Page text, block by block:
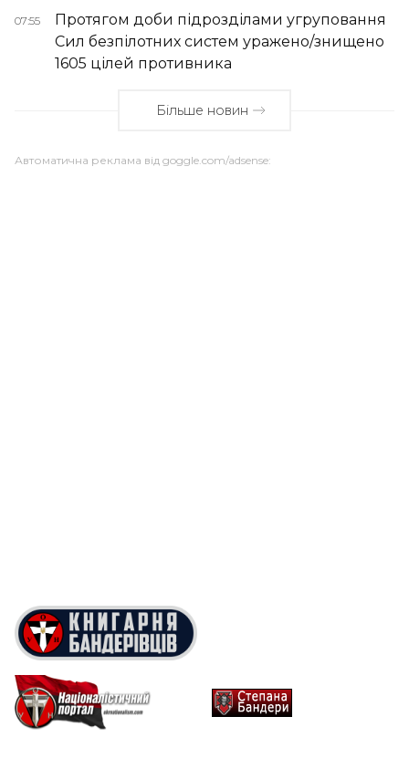
07:55
Протягом доби підрозділами угруповання
Сил безпілотних систем уражено/знищено
1605 цілей противника
Більше новин
Автоматична реклама від goggle.com/adsense: